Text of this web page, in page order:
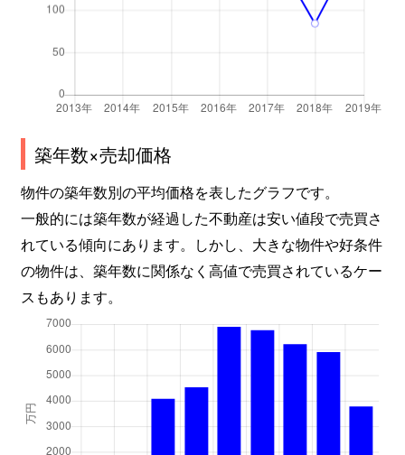
築年数×売却価格
物件の築年数別の平均価格を表したグラフです。
一般的には築年数が経過した不動産は安い値段で売買さ
れている傾向にあります。しかし、大きな物件や好条件
の物件は、築年数に関係なく高値で売買されているケー
スもあります。